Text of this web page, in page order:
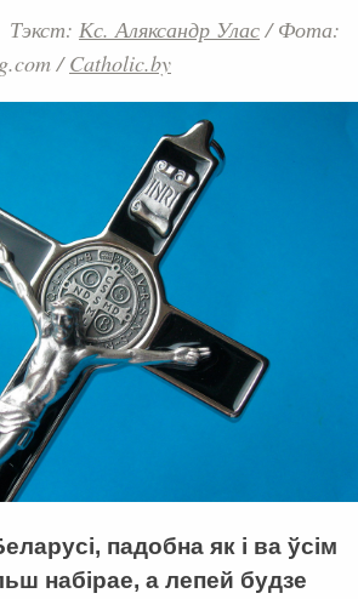
Тэкст: Кс. Аляксандр Улас/Фота:
/Catholic.by
падобна як і ва ўсім
набірае, а лепей будзе